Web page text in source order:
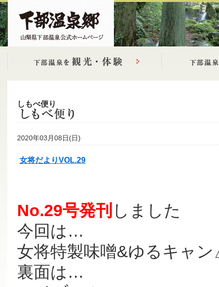
しもべ便り
2020年03月08日(日)
女将だよりVOL.29
No.29号発刊 しました
今回は…
女将特製味噌&ゆるキャ
裏面は…